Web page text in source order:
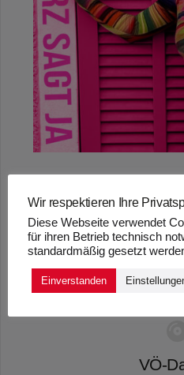
„MEIN
JA“ –
VÖ-
Wir respektieren Ihre
Diese Webseite verwendet
für ihren Betrieb technisch
standardmäßig gesetzt
Einverstanden